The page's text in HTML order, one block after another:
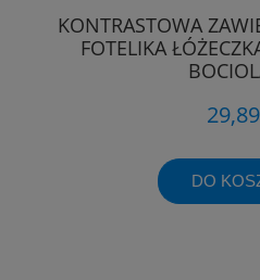
KONTRASTOWA
FOTELIKA
DO